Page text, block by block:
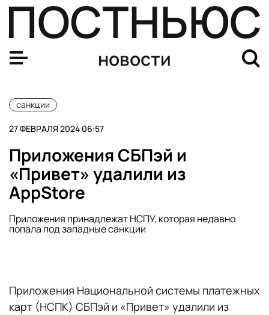
новости
санкции
27 ФЕВРАЛЯ 2024 06:57
Приложения СБПэй и
«Привет» удалили из
AppStore
Приложения принадлежат НСПУ, которая недавно
попала под западные санкции
Приложения Национальной системы платежных
карт (НСПК) СБПэй и «Привет» удалили из
В России запретят стевию и еще 18 пищевых добавок